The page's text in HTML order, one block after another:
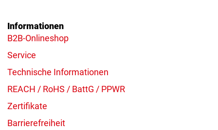
Informationen
B2B-Onlineshop
Service
Technische Informationen
REACH / RoHS / BattG / PPWR
Zertifikate
Barrierefreiheit